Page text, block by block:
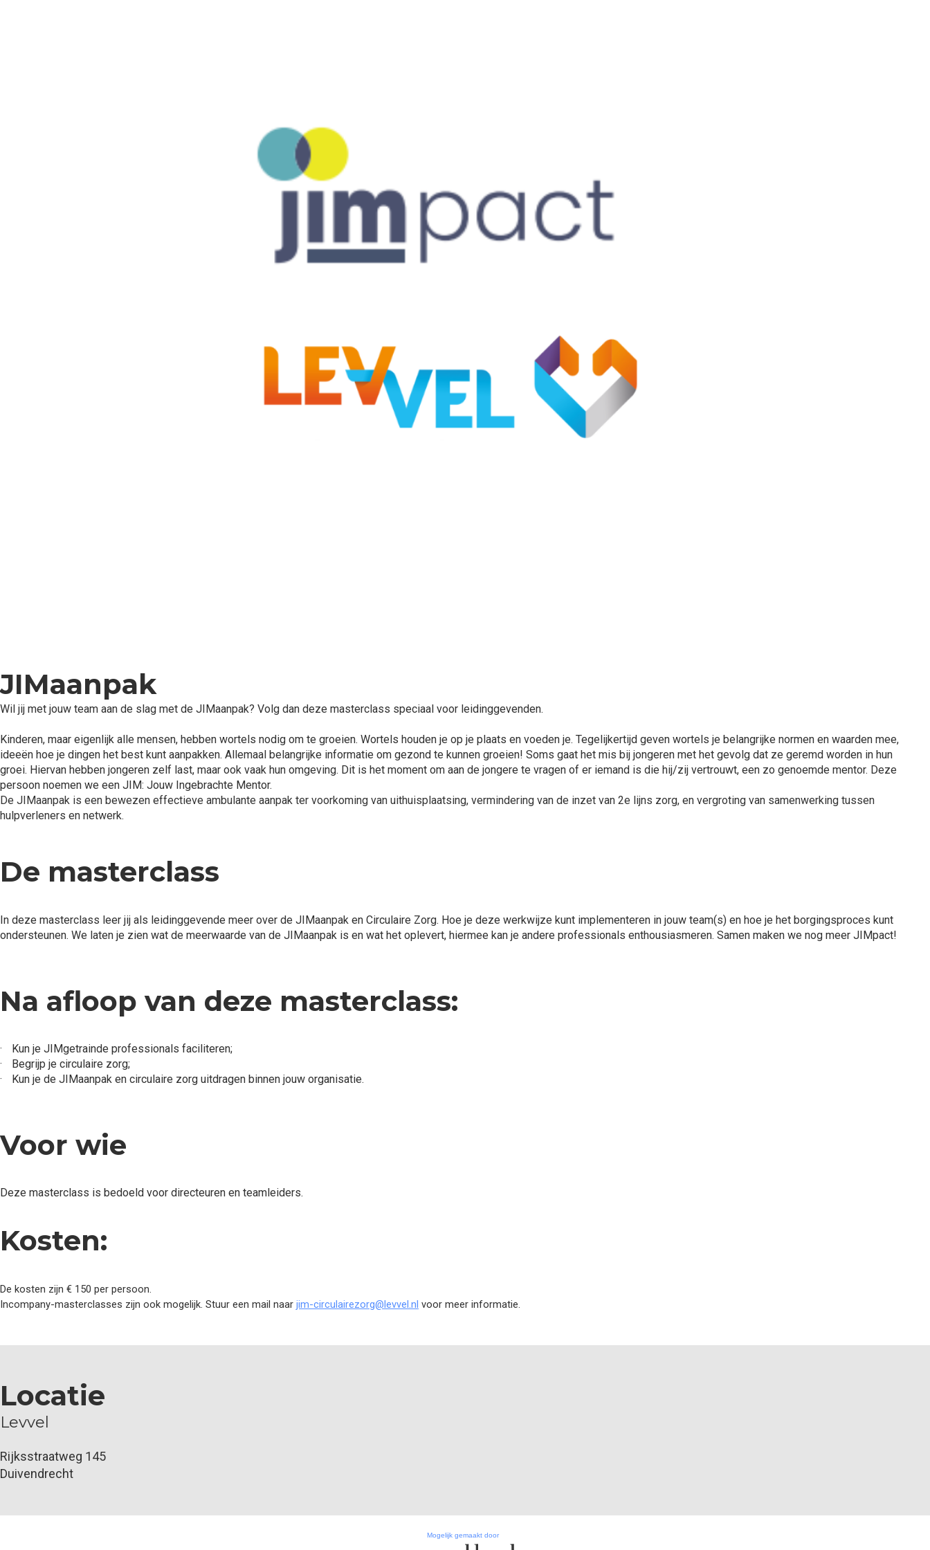
JIMaanpak
Wil jij met jouw team aan de slag met de JIMaanpak? Volg dan deze masterclass speciaal voor leidinggevenden.
Kinderen, maar eigenlijk alle mensen, hebben wortels nodig om te groeien. Wortels houden je op je plaats en voeden je. Tegelijkertijd geven wortels je belangrijke normen en waarden mee,
ideeën hoe je dingen het best kunt aanpakken. Allemaal belangrijke informatie om gezond te kunnen groeien! Soms gaat het mis bij jongeren met het gevolg dat ze geremd worden in hun
groei. Hiervan hebben jongeren zelf last, maar ook vaak hun omgeving. Dit is het moment om aan de jongere te vragen of er iemand is die hij/zij vertrouwt, een zo genoemde mentor. Deze
persoon noemen we een JIM: Jouw Ingebrachte Mentor.
De JIMaanpak is een bewezen effectieve ambulante aanpak ter voorkoming van uithuisplaatsing, vermindering van de inzet van 2e lijns zorg, en vergroting van samenwerking tussen
hulpverleners en netwerk.
De masterclass
In deze masterclass leer jij als leidinggevende meer over de JIMaanpak en Circulaire Zorg. Hoe je deze werkwijze kunt implementeren in jouw team(s) en hoe je het borgingsproces kunt
ondersteunen. We laten je zien wat de meerwaarde van de JIMaanpak is en wat het oplevert, hiermee kan je andere professionals enthousiasmeren. Samen maken we nog meer JIMpact!
Na afloop van deze masterclass:
·
Kun je JIMgetrainde professionals faciliteren;
·
Begrijp je circulaire zorg;
·
Kun je de JIMaanpak en circulaire zorg uitdragen binnen jouw organisatie.
Voor wie
Deze masterclass is bedoeld voor directeuren en teamleiders.
Kosten:
De kosten zijn € 150 per persoon.
Incompany-masterclasses zijn ook mogelijk. Stuur een mail naar jim-circulairezorg@levvel.nl voor meer informatie.
Locatie
Levvel
Rijksstraatweg 145
Duivendrecht
Mogelijk gemaakt door